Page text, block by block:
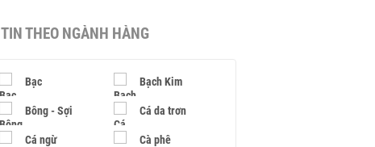
TIN THEO NGÀNH HÀNG
Bạc Bạch Kim
Bông - Sợi Cá da trơn
Cá ngừ Cà phê